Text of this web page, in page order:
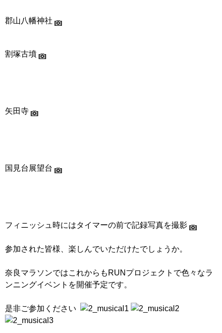
郡山八幡神社
割塚古墳
矢田寺
国見台展望台
フィニッシュ時にはタイマーの前で記録写真を撮影
参加された皆様、楽しんでいただけたでしょうか。
奈良マラソンではこれからもRUNプロジェクトで色々なラ
ンニングイベントを開催予定です。
是非ご参加ください